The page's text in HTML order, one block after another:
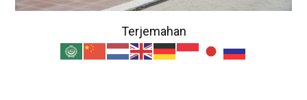
Terjemahan